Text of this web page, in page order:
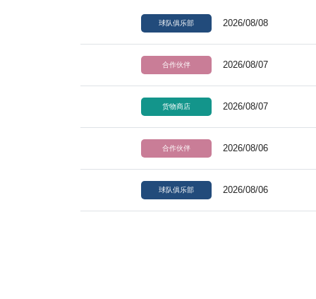
球队俱乐部 2026/08/08
合作伙伴 2026/08/07
货物商店 2026/08/07
合作伙伴 2026/08/06
球队俱乐部 2026/08/06